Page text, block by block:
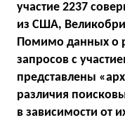
участие 2237
из США,
Помимо данных о
запросов с
представлены
различия
в зависимости от